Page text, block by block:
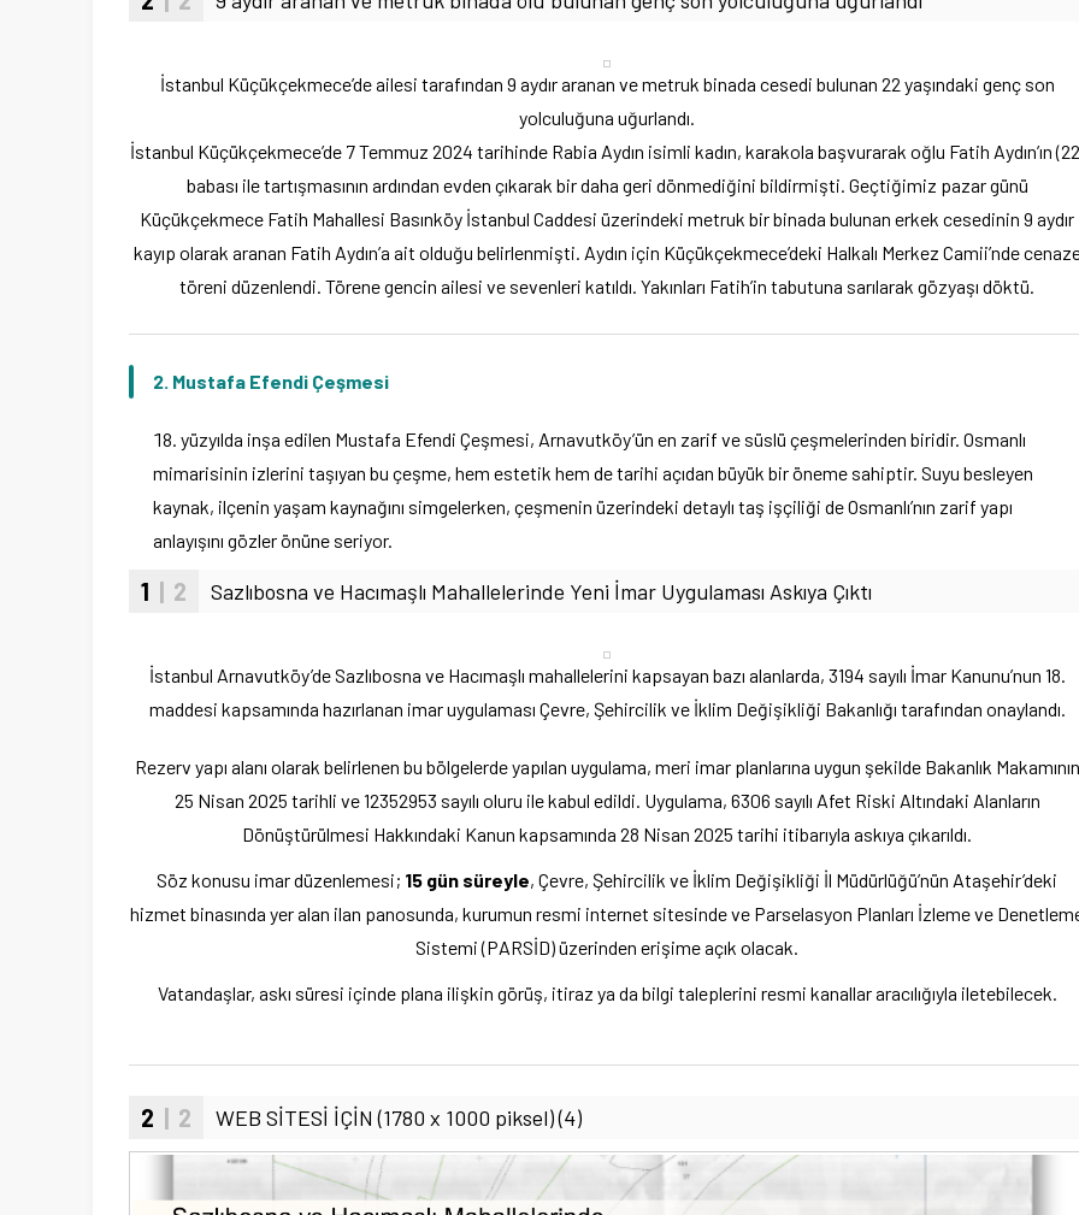
İstanbul Küçükçekmece’de ailesi tarafından 9 aydır aranan ve metruk binada cesedi bulunan 22 yaşındaki genç son
yolculuğuna uğurlandı.
İstanbul Küçükçekmece’de 7 Temmuz 2024 tarihinde Rabia Aydın isimli kadın, karakola başvurarak oğlu Fatih Aydın’ın
babası ile tartışmasının ardından evden çıkarak bir daha geri dönmediğini bildirmişti. Geçtiğimiz pazar günü
Küçükçekmece Fatih Mahallesi Basınköy İstanbul Caddesi üzerindeki metruk bir binada bulunan erkek cesedinin 9 aydır
kayıp olarak aranan Fatih Aydın’a ait olduğu belirlenmişti. Aydın için Küçükçekmece’deki Halkalı Merkez Camii’nde
töreni düzenlendi. Törene gencin ailesi ve sevenleri katıldı. Yakınları Fatih’in tabutuna sarılarak gözyaşı döktü.
2. Mustafa Efendi Çeşmesi
yüzyılda inşa edilen Mustafa Efendi Çeşmesi, Arnavutköy’ün en zarif ve süslü çeşmelerinden biridir. Osmanlı
mimarisinin izlerini taşıyan bu çeşme, hem estetik hem de tarihi açıdan büyük bir öneme sahiptir. Suyu besleyen
kaynak, ilçenin yaşam kaynağını simgelerken, çeşmenin üzerindeki detaylı taş işçiliği de Osmanlı’nın zarif yapı
anlayışını gözler önüne seriyor.
1 | 2 Sazlıbosna ve Hacımaşlı Mahallelerinde Yeni İmar Uygulaması Askıya Çıktı
İstanbul Arnavutköy’de Sazlıbosna ve Hacımaşlı mahallelerini kapsayan bazı alanlarda, 3194 sayılı İmar Kanunu’nun 18.
maddesi kapsamında hazırlanan imar uygulaması Çevre, Şehircilik ve İklim Değişikliği Bakanlığı tarafından onaylandı.
Rezerv yapı alanı olarak belirlenen bu bölgelerde yapılan uygulama, meri imar planlarına uygun şekilde Bakanlık Makamının
25 Nisan 2025 tarihli ve 12352953 sayılı oluru ile kabul edildi. Uygulama, 6306 sayılı Afet Riski Altındaki Alanların
Dönüştürülmesi Hakkındaki Kanun kapsamında 28 Nisan 2025 tarihi itibarıyla askıya çıkarıldı.
Söz konusu imar düzenlemesi; 15 gün süreyle, Çevre, Şehircilik ve İklim Değişikliği İl Müdürlüğü’nün Ataşehir’deki
hizmet binasında yer alan ilan panosunda, kurumun resmi internet sitesinde ve Parselasyon Planları İzleme ve
Sistemi (PARSİD) üzerinden erişime açık olacak.
Vatandaşlar, askı süresi içinde plana ilişkin görüş, itiraz ya da bilgi taleplerini resmi kanallar aracılığıyla iletebilecek.
2 | 2 WEB SİTESİ İÇİN (1780 x 1000 piksel) (4)